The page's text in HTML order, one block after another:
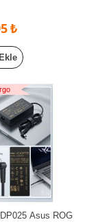
₺
Asus ROG